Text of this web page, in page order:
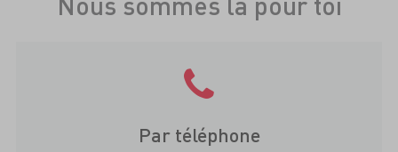
Par téléphone